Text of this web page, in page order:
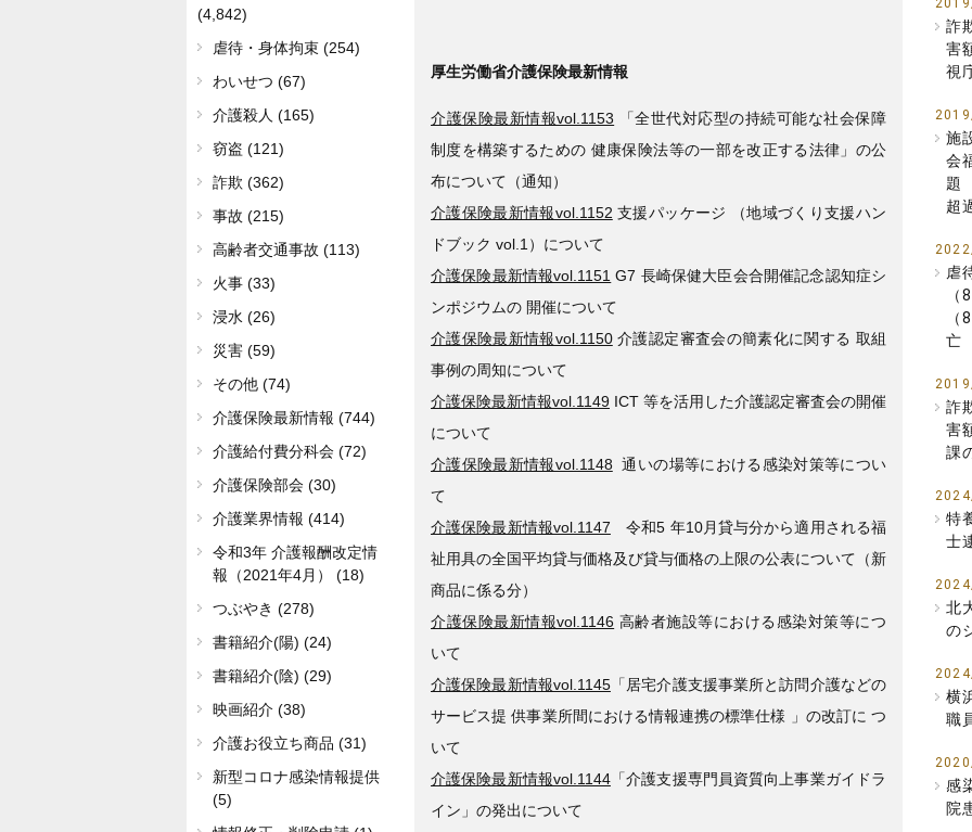
厚生労働省介護保険最新情報
介護保険最新情報vol.1153 「全世代対応型の持続可能な社会保障
制度を構築するための 健康保険法等の一部を改正する法律」の公
布について（通知）
介護保険最新情報vol.1152 支援パッケージ （地域づくり支援ハン
ドブック vol.1）について
介護保険最新情報vol.1151 G7 長崎保健大臣会合開催記念認知症シ
ンポジウムの 開催について
介護保険最新情報vol.1150介護認定審査会の簡素化に関する 取組
事例の周知について
介護保険最新情報vol.1149 ICT 等を活用した介護認定審査会の開催
について
介護保険最新情報vol.1148 通いの場等における感染対策等につい
て
介護保険最新情報vol.1147 令和5 年10月貸与分から適用される福
祉用具の全国平均貸与価格及び貸与価格の上限の公表について（新
商品に係る分）
介護保険最新情報vol.1146 高齢者施設等における感染対策等につ
いて
介護保険最新情報vol.1145「居宅介護支援事業所と訪問介護などの
サービス提 供事業所間における情報連携の標準仕様 」の改訂に つ
いて
介護保険最新情報vol.1144「介護支援専門員資質向上事業ガイドラ
イン」の発出について
詐
害
視
施
会
題
超
虐
亡
詐
害
課
特
士
北
の
横
職
感
院
(4,842)
虐待・身体拘束 (254)
わいせつ (67)
介護殺人 (165)
窃盗 (121)
詐欺 (362)
事故 (215)
高齢者交通事故 (113)
火事 (33)
浸水 (26)
災害 (59)
その他 (74)
介護保険最新情報 (744)
介護給付費分科会 (72)
介護保険部会 (30)
介護業界情報 (414)
令和3年 介護報酬改定情
報（2021年4月） (18)
つぶやき (278)
書籍紹介(陽) (24)
書籍紹介(陰) (29)
映画紹介 (38)
介護お役立ち商品 (31)
新型コロナ感染情報提供
(5)